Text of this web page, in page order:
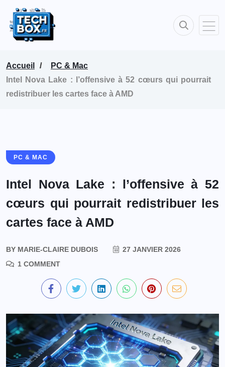
Accueil
PC & Mac
Intel Nova Lake : l’offensive à 52 cœurs qui pourrait
redistribuer les cartes face à AMD
PC & MAC
Intel Nova Lake : l’offensive à 52
cœurs qui pourrait redistribuer les
cartes face à AMD
BY MARIE-CLAIRE DUBOIS
27 JANVIER 2026
1 COMMENT